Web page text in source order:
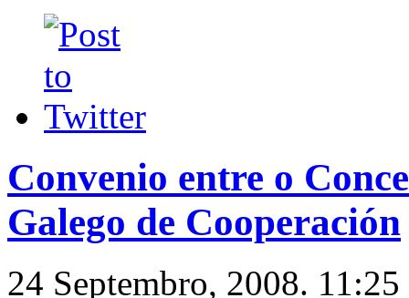
Convenio entre o
Galego de Cooperación
24 Septembro, 2008. 11:25